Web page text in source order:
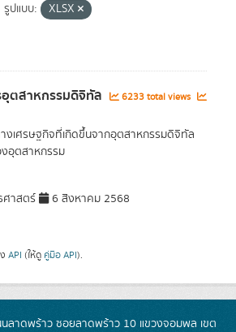
รูปแบบ:
XLSX
ตสาหกรรมดิจิทัล
6233 total views
เศรษฐกิจที่เกิดขึ้นจากอุตสาหกรรมดิจิทัล
งอุตสาหกรรม
ศาสตร์ 6 สิงหาคม 2568
API (ให้ดู คู่มือ API).
ลาดพร้าว ซอยลาดพร้าว 10 แขวงจอมพล เขต